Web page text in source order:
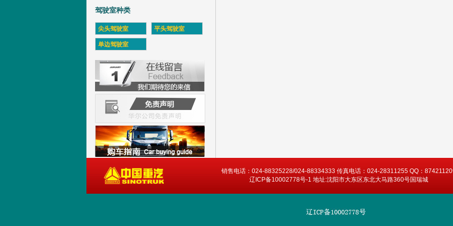
驾驶室种类
尖头驾驶室 平头驾驶室
单边驾驶室
销售电话：024-88325228/024-88334333 传真电话：024-28311255 QQ：
辽ICP备10002778号-1 地址:沈阳市大东区东北大马路360号国瑞城